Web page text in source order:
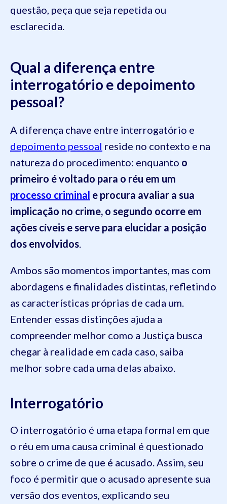
questão, peça que seja repetida ou
esclarecida.
Qual a diferença entre
interrogatório e depoimento
pessoal?
A diferença chave entre interrogatório e
depoimento pessoal reside no contexto e na
natureza do procedimento: enquanto o
primeiro é voltado para o réu em um
processo criminal e procura avaliar a sua
implicação no crime, o segundo ocorre em
ações cíveis e serve para elucidar a posição
dos envolvidos
Ambos são momentos importantes, mas com
abordagens e finalidades distintas, refletindo
as características próprias de cada um.
Entender essas distinções ajuda a
compreender melhor como a Justiça busca
chegar à realidade em cada caso, saiba
melhor sobre cada uma delas abaixo.
Interrogatório
O interrogatório é uma etapa formal em que
o réu em uma causa criminal é questionado
sobre o crime de que é acusado. Assim, seu
foco é permitir que o acusado apresente sua
versão dos eventos, explicando seu